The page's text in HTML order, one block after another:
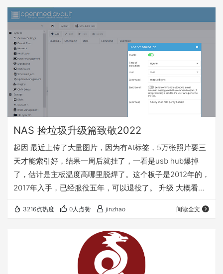
rights reserved # # Authors: Carry Jin # 将电子书中的繁
体中文转换为简体中文 import …
NAS 捡垃圾升级篇致敬2022
起因 最近上传了大量图片，因为有AI标签，5万张照片要三
天才能索引好，结果一周后就挂了，一看是usb hub爆掉
了，估计是主板温度高哪里脱焊了。这个板子是2012年的，
2017年入手，已经服役五年，可以退役了。 升级 大概看了
升级到6代，目前最新是12代，12代差不多要8百块，玩过
选型差距才大。比如上了服务器用的E3E5那肯定爆表，可
是功率也是可怕的，J和N开头的低功率芯片能力又实在拉胯
（如果没有很重的计…
3216点热度 0人点赞 jinzhao 阅读全文